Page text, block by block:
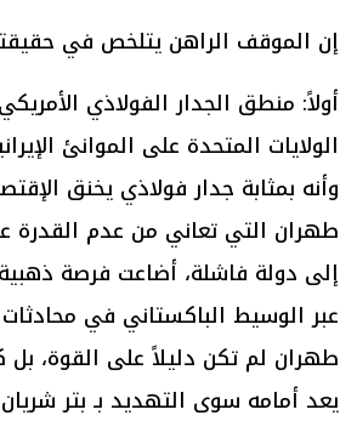
إن الموقف الراهن يتلخص في
أولاً: منطق الجدار الفولاذي
الولايات المتحدة على الموانئ
وأنه بمثابة جدار فولاذي يخنق
طهران التي تعاني من عدم القدرة
إلى دولة فاشلة، أضاعت فرصة
عبر الوسيط الباكستاني في محادثات
طهران لم تكن دليلاً على القوة،
يعد أمامه سوى التهديد بـ بتر